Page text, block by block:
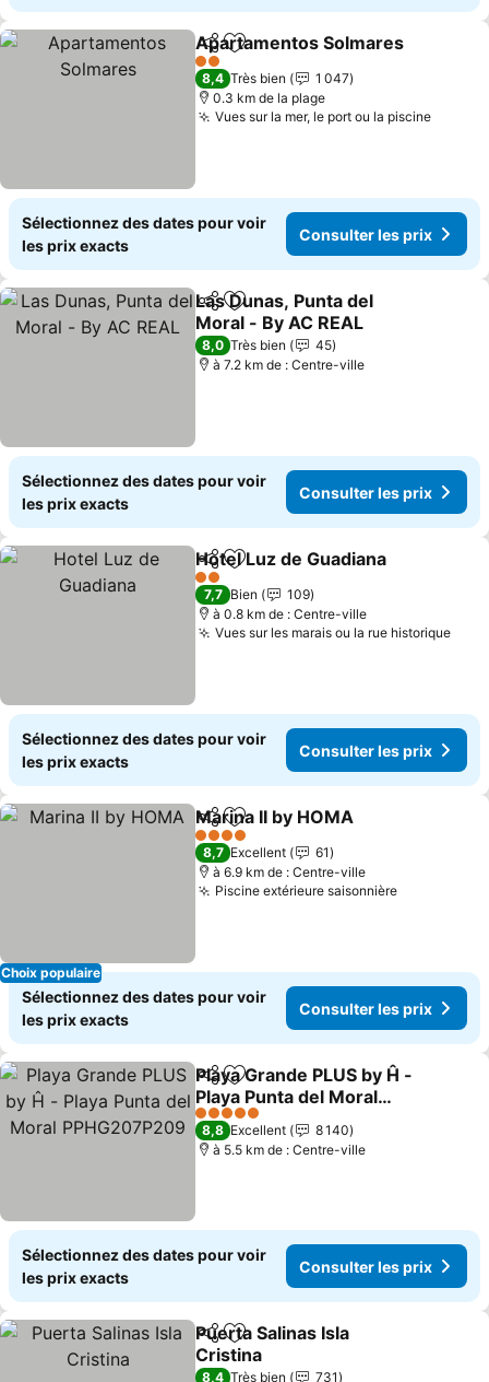
PartagerAjouter à mes favoris
Apartamentos Solmares
2 Étoiles
8,4 Très bien
1 047
0.3 km de la plage
Vues sur la mer, le port ou la piscine
Sélectionnez des dates pour voir
les prix exacts
Consulter les prix
PartagerAjouter à mes favoris
Las Dunas, Punta del
Moral - By AC REAL
8,0 Très bien
45
à 7.2 km de : Centre-ville
Sélectionnez des dates pour voir
les prix exacts
Consulter les prix
PartagerAjouter à mes favoris
Hotel Luz de Guadiana
2 Étoiles
7,7 Bien
109
à 0.8 km de : Centre-ville
Vues sur les marais ou la rue historique
Sélectionnez des dates pour voir
les prix exacts
Consulter les prix
Choix populaire
PartagerAjouter à mes favoris
Marina II by HOMA
4 Étoiles
8,7 Excellent
61
à 6.9 km de : Centre-ville
Piscine extérieure saisonnière
Sélectionnez des dates pour voir
les prix exacts
Consulter les prix
PartagerAjouter à mes favoris
Playa Grande PLUS by Ĥ -
Playa Punta del Moral
PPHG207P209
5 Étoiles
8,8 Excellent
8 140
à 5.5 km de : Centre-ville
Sélectionnez des dates pour voir
les prix exacts
Consulter les prix
PartagerAjouter à mes favoris
Puerta Salinas Isla
Cristina
8,4 Très bien 731